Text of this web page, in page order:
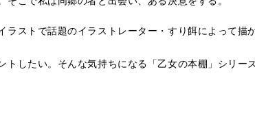
ラストで話題のイラストレーター・すり餌によって描
トしたい。そんな気持ちになる「乙女の本棚」シリー